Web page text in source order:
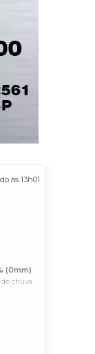
às 13h01
(0mm)
chuva